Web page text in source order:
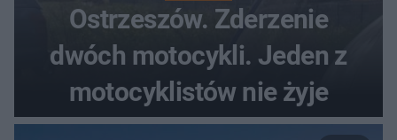
Ostrzeszów. Zderzenie
dwóch motocykli. Jeden z
motocyklistów nie żyje